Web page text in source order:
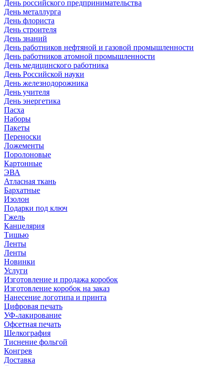
День российского предпринимательства
День металлурга
День флориста
День строителя
День знаний
День работников нефтяной и газовой промышленности
День работников атомной промышленности
День медицинского работника
День Российской науки
День железнодорожника
День учителя
День энергетика
Пасха
Наборы
Пакеты
Переноски
Ложементы
Поролоновые
Картонные
ЭВА
Атласная ткань
Бархатные
Изолон
Подарки под ключ
Гжель
Канцелярия
Тишью
Ленты
Ленты
Новинки
Услуги
Изготовление и продажа коробок
Изготовление коробок на заказ
Нанесение логотипа и принта
Цифровая печать
УФ-лакирование
Офсетная печать
Шелкография
Тиснение фольгой
Конгрев
Доставка